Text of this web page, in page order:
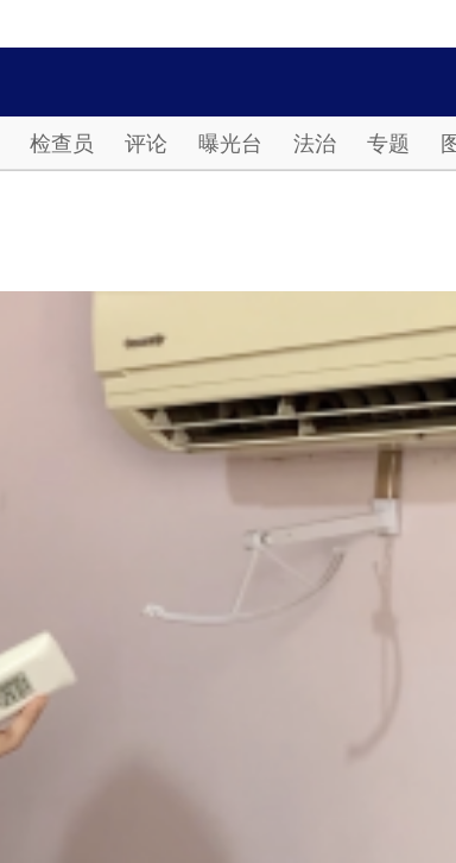
检查员 评论 曝光台 法治 专题